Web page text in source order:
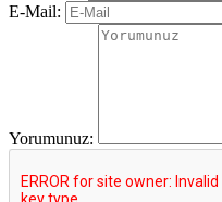
E-Mail:
Yorumunuz: